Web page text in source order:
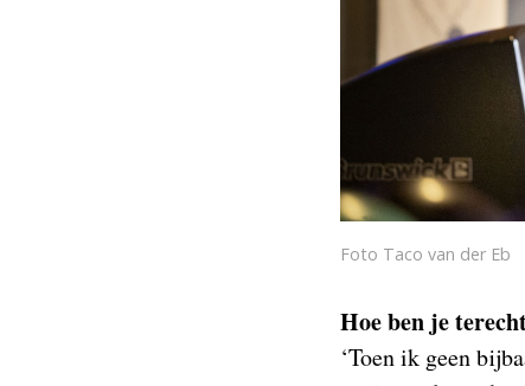
Foto Taco van der Eb
Hoe ben je
‘Toen ik geen